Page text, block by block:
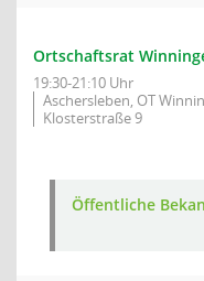
Ortschaftsrat
19:30-21:10 Uhr
Aschersleben, OT
Klosterstraße 9
Öffentliche